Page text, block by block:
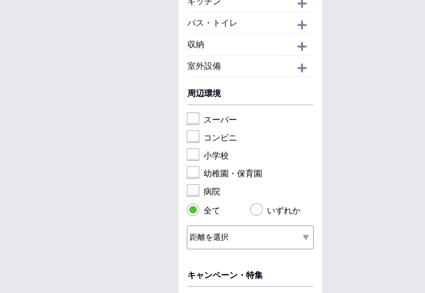
バス・トイレ
収納
室外設備
周辺環境
スーパー
コンビニ
小学校
幼稚園・保育園
病院
全て
いずれか
キャンペーン・特集